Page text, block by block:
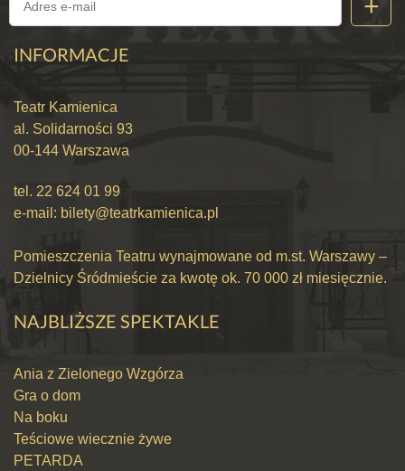
INFORMACJE
Teatr Kamienica
al. Solidarności 93
00-144 Warszawa
tel. 22 624 01 99
e-mail: bilety@teatrkamienica.pl
Pomieszczenia Teatru wynajmowane od m.st. Warszawy –
Dzielnicy Śródmieście za kwotę ok. 70 000 zł miesięcznie.
NAJBLIŻSZE SPEKTAKLE
Ania z Zielonego Wzgórza
Gra o dom
Na boku
Teściowe wiecznie żywe
PETARDA